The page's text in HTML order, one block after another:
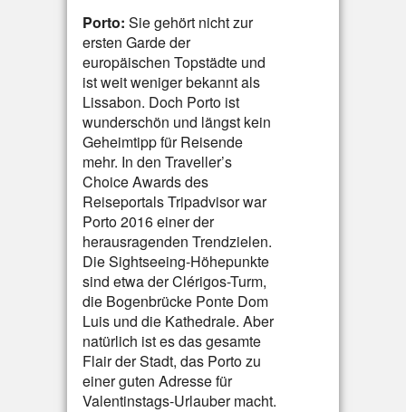
Porto: Sie gehört nicht zur
ersten Garde der
europäischen Topstädte und
ist weit weniger bekannt als
Lissabon. Doch Porto ist
wunderschön und längst kein
Geheimtipp für Reisende
mehr. In den Traveller’s
Choice Awards des
Reiseportals Tripadvisor war
Porto 2016 einer der
herausragenden Trendzielen.
Die Sightseeing-Höhepunkte
sind etwa der Clérigos-Turm,
die Bogenbrücke Ponte Dom
Luis und die Kathedrale. Aber
natürlich ist es das gesamte
Flair der Stadt, das Porto zu
einer guten Adresse für
Valentinstags-Urlauber macht.